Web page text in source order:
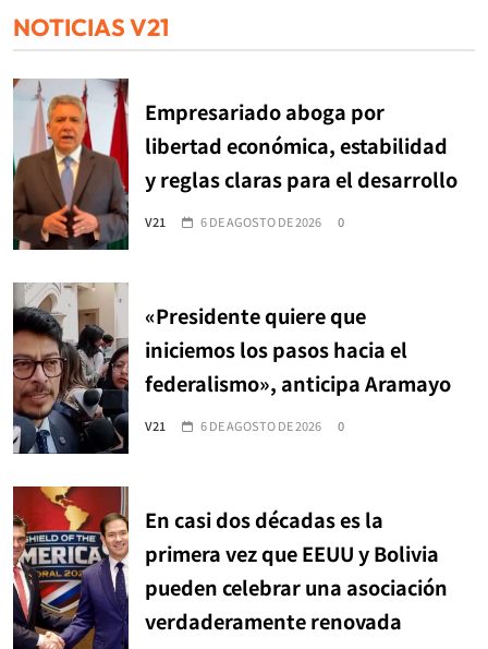
NOTICIAS V21
Empresariado aboga por
libertad económica, estabilidad
y reglas claras para el desarrollo
V21 6 DE AGOSTO DE 2026 0
«Presidente quiere que
iniciemos los pasos hacia el
federalismo», anticipa Aramayo
V21 6 DE AGOSTO DE 2026 0
En casi dos décadas es la
primera vez que EEUU y Bolivia
pueden celebrar una asociación
verdaderamente renovada